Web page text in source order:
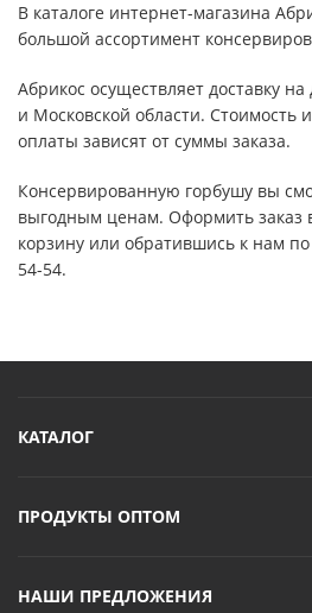
В каталоге интернет-магазина
большой ассортимент
Абрикос осуществляет доставку
и Московской области. Стоимость
оплаты зависят от суммы заказа.
Консервированную горбушу вы
выгодным ценам. Оформить заказ
корзину или обратившись к нам
54-54.
КАТАЛОГ
ПРОДУКТЫ ОПТОМ
НАШИ ПРЕДЛОЖЕНИЯ